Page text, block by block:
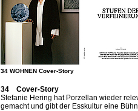
34 WOHNEN Cover-Story
34 Cover-Story
Stefanie Hering hat Porzellan wieder
gemacht und gibt der Esskultur eine